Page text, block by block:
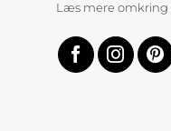
Læs mere omkring